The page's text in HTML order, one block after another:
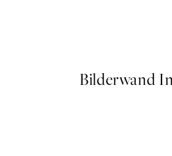
Bilderwand